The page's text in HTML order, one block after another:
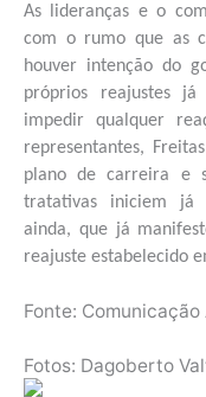
As lideranças e o
com o rumo que as
houver intenção do
próprios reajustes já
impedir qualquer
representantes, Freitas
plano de carreira e
tratativas iniciem já
ainda, que já
reajuste estabelecido
Fonte: Comunicação
Fotos: Dagoberto